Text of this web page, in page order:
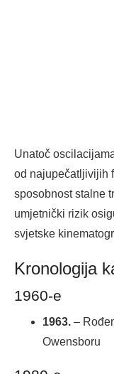
Unatoč
od najupečatljivijih
sposobnost stalne
umjetnički rizik
svjetske
Kronologija
1960-e
1963. –
Owensboru